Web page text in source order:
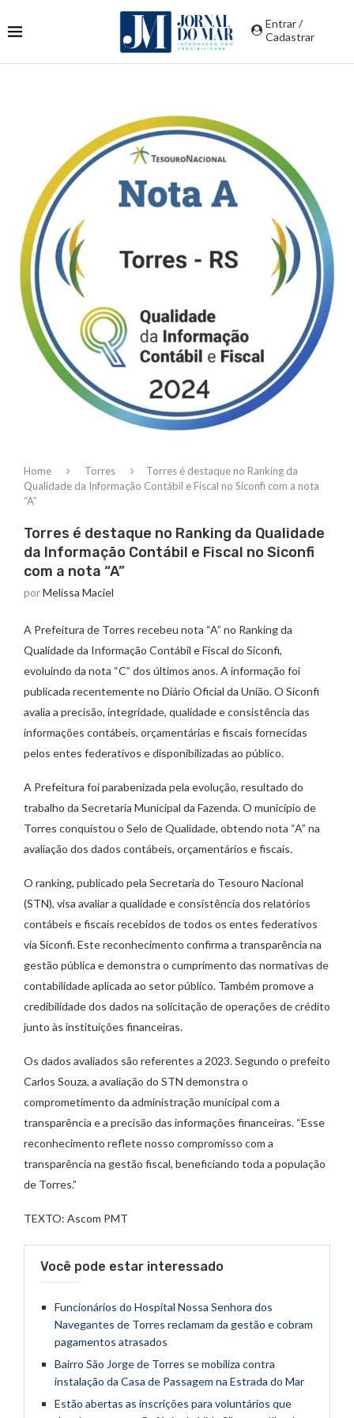
Entrar /
Cadastrar
Home Torres
Torres é destaque no Ranking da
Qualidade da Informação Contábil e Fiscal no Siconfi com a nota
“A”
Torres é destaque no Ranking da Qualidade
da Informação Contábil e Fiscal no Siconfi
com a nota “A”
porMelissa Maciel
A Prefeitura de Torres recebeu nota “A” no Ranking da
Qualidade da Informação Contábil e Fiscal do Siconfi,
evoluindo da nota “C” dos últimos anos. A informação foi
publicada recentemente no Diário Oficial da União. O Siconfi
avalia a precisão, integridade, qualidade e consistência das
informações contábeis, orçamentárias e fiscais fornecidas
pelos entes federativos e disponibilizadas ao público.
A Prefeitura foi parabenizada pela evolução, resultado do
trabalho da Secretaria Municipal da Fazenda. O município de
Torres conquistou o Selo de Qualidade, obtendo nota “A” na
avaliação dos dados contábeis, orçamentários e fiscais.
O ranking, publicado pela Secretaria do Tesouro Nacional
(STN), visa avaliar a qualidade e consistência dos relatórios
contábeis e fiscais recebidos de todos os entes federativos
via Siconfi. Este reconhecimento confirma a transparência na
gestão pública e demonstra o cumprimento das normativas de
contabilidade aplicada ao setor público. Também promove a
credibilidade dos dados na solicitação de operações de crédito
junto às instituições financeiras.
Os dados avaliados são referentes a 2023. Segundo o prefeito
Carlos Souza, a avaliação do STN demonstra o
comprometimento da administração municipal com a
transparência e a precisão das informações financeiras. “Esse
reconhecimento reflete nosso compromisso com a
transparência na gestão fiscal, beneficiando toda a população
de Torres.”
TEXTO: Ascom PMT
Você pode estar interessado
Funcionários do Hospital Nossa Senhora dos
Navegantes de Torres reclamam da gestão e cobram
pagamentos atrasados
Bairro São Jorge de Torres se mobiliza contra
instalação da Casa de Passagem na Estrada do Mar
Estão abertas as inscrições para voluntários que